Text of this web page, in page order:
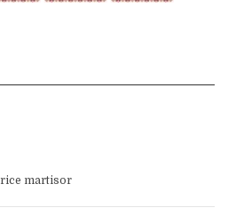
martisor